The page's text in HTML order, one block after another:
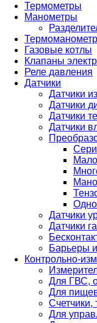
Термометры
Манометры
Газовые котлы
Клапаны
Реле давления
Датчики
Датчики
Датчики
Датчики
Датчики
Датчики
Датчики
Барьеры
Контрольно-
Для ГВС,
Для
Для